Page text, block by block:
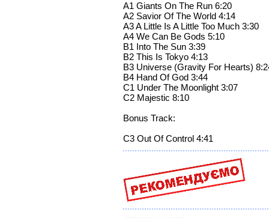
A1 Giants On The Run 6:20
A2 Savior Of The World 4:14
A3 A Little Is A Little Too Much 3:30
A4 We Can Be Gods 5:10
B1 Into The Sun 3:39
B2 This Is Tokyo 4:13
B3 Universe (Gravity For Hearts)
B4 Hand Of God 3:44
C1 Under The Moonlight 3:07
C2 Majestic 8:10
Bonus Track:
C3 Out Of Control 4:41